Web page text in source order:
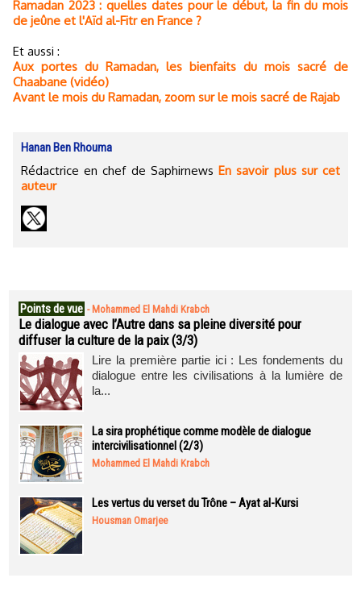
Ramadan 2023 : quelles dates pour le début, la fin du mois
de jeûne et l'Aïd al-Fitr en France ?
Et aussi :
Aux portes du Ramadan, les bienfaits du mois sacré de
Chaabane (vidéo)
Avant le mois du Ramadan, zoom sur le mois sacré de Rajab
Hanan Ben Rhouma
Rédactrice en chef de Saphirnews En savoir plus sur cet
auteur
Points de vue - Mohammed El Mahdi Krabch
Le dialogue avec l’Autre dans sa pleine diversité pour
diffuser la culture de la paix (3/3)
Lire la première partie ici : Les fondements du
dialogue entre les civilisations à la lumière de
la...
La sira prophétique comme modèle de dialogue
intercivilisationnel (2/3)
Mohammed El Mahdi Krabch
Les vertus du verset du Trône – Ayat al-Kursi
Housman Omarjee